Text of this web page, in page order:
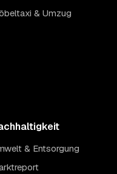
& Umzug
& Entsorgung